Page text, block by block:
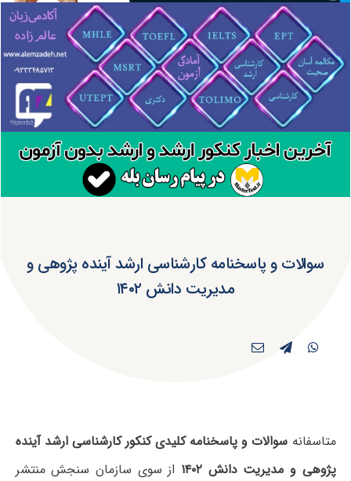
سوالات و پاسخنامه کارشناسی ارشد آینده پژوهی و
مدیریت دانش ۱۴۰۲
متاسفانه سوالات و پاسخنامه کلیدی کنکور کارشناسی ارشد آینده
پژوهی و مدیریت دانش ۱۴۰۲
از سوی سازمان سنجش منتشر